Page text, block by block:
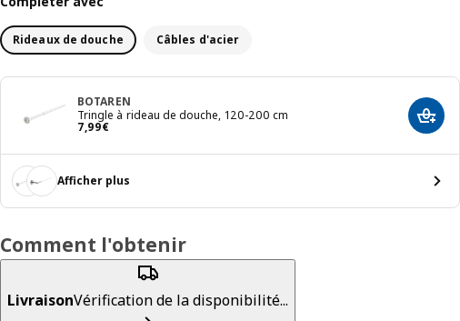
Rideaux de douche Câbles d'acier
BOTAREN
Tringle à rideau de douche, 120-200 cm
7,99€
Prix 7,99€
Afficher plus
Comment l'obtenir
LivraisonVérification de la disponibilité...